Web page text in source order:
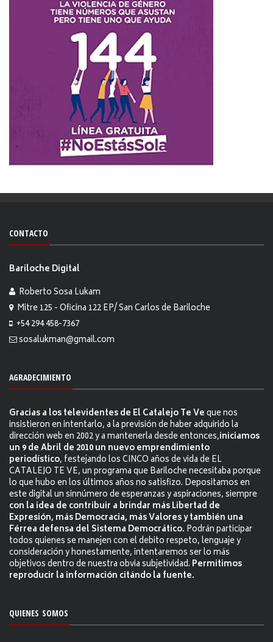
CONTACTO
Bariloche Digital
Roberto Sosa Lukam
Mitre 125 - Oficina 122 EP/ San Carlos de Bariloche
+54 294 458-7367
sosalukman@gmail.com
AGRADECIMIENTO
Gracias a los televidentes de El Catalejo Te Veque nos
insistieron en intentarlo, a la previsión de haber adquirido la
dirección web en 2002 y a mantenerla desde entonces,iniciamos
un 9 de Abril de 2010 un nuevo emprendimiento
periodístico, festejando los CINCO años de vida de EL
CATALEJO TE VE, un programa que Bariloche necesitaba porque
lo que hubo en los últimos años no satisfizo. Depositamos en
este digital un sinnúmero de esperanzas y aspiraciones, siempre
con la idea de contribuir a brindar más Libertad de
Expresión, más Democracia, más Valores y también una
Férrea defensa del Sistema Democrático. Podrán participar
todos quienes se manejen con el debito respeto, lenguaje y
consideración y honestamente, intentaremos ser lo más
objetivos dentro de nuestra obvia subjetividad. Permitimos
reproducir la información citándo la fuente.
QUIENES SOMOS